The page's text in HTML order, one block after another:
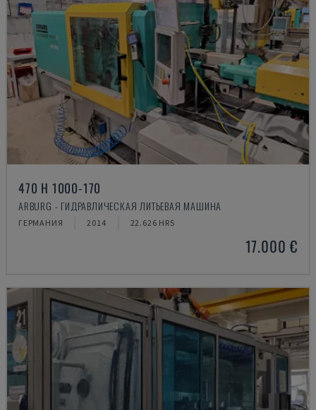
470 H 1000-170
ARBURG - ГИДРАВЛИЧЕСКАЯ ЛИТЬЕВАЯ МАШИНА
ГЕРМАНИЯ 2014 22.626 HRS
17.000 €